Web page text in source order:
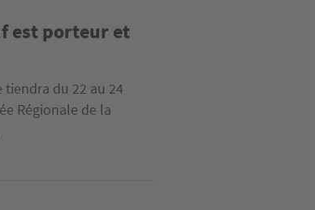
est porteur et
du 22 au 24
Régionale de la